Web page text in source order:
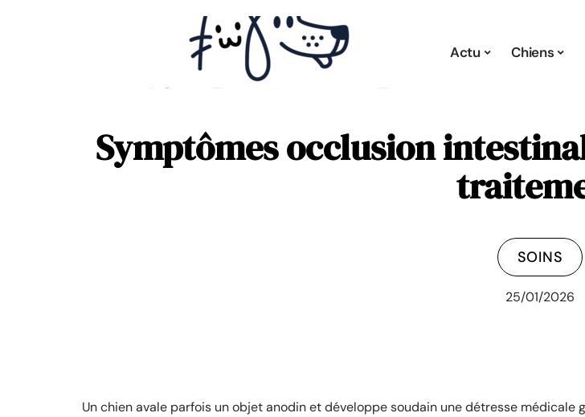
Actu Chiens
Symptômes occlusion
SOINS
25/01/2026
Un chien avale parfois un objet anodin et développe soudain une détresse médicale